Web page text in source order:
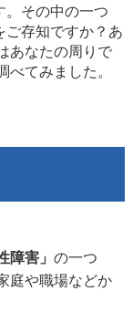
。その中の一つ
ご存知ですか？あ
あなたの周りで
てみました。
障害」 の一つ
庭や職場などか